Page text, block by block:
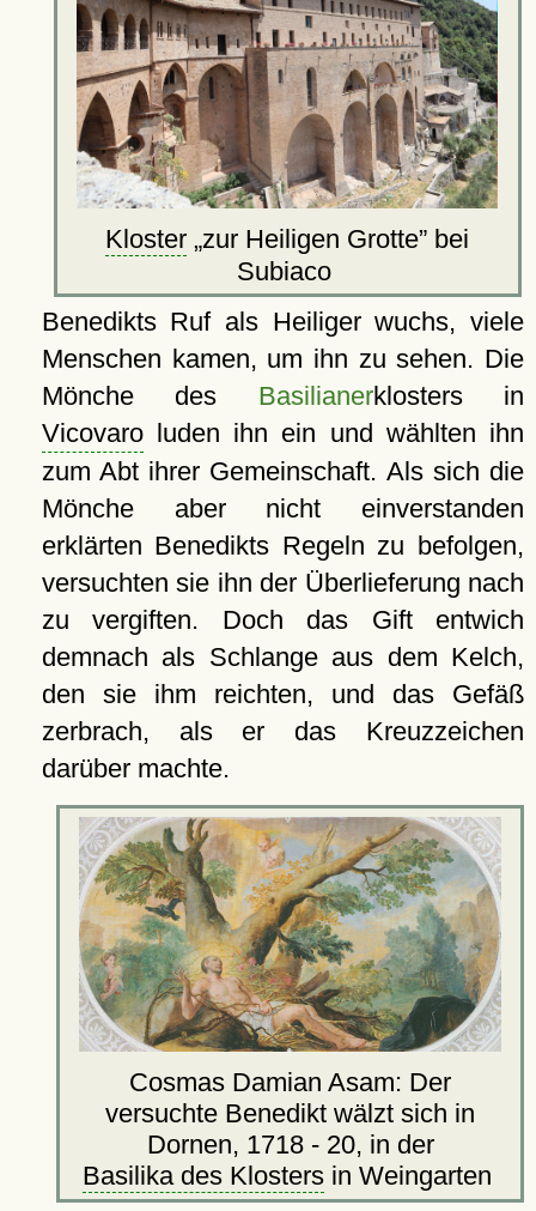
Kloster zur Heiligen Grotte
bei
Subiaco
Benedikts Ruf als Heiliger wuchs, viele
Menschen kamen, um ihn zu sehen. Die
Mönche des Basilianerklosters in
Vicovaroluden ihn ein und wählten ihn
zum Abt ihrer Gemeinschaft. Als sich die
Mönche aber nicht einverstanden
erklärten Benedikts Regeln zu befolgen,
versuchten sie ihn der Überlieferung nach
zu vergiften. Doch das Gift entwich
demnach als Schlange aus dem Kelch,
den sie ihm reichten, und das Gefäß
zerbrach, als er das Kreuzzeichen
darüber machte.
Cosmas Damian Asam: Der
versuchte Benedikt wälzt sich in
Dornen, 1718 - 20, in der
Basilika des Klostersin Weingarten